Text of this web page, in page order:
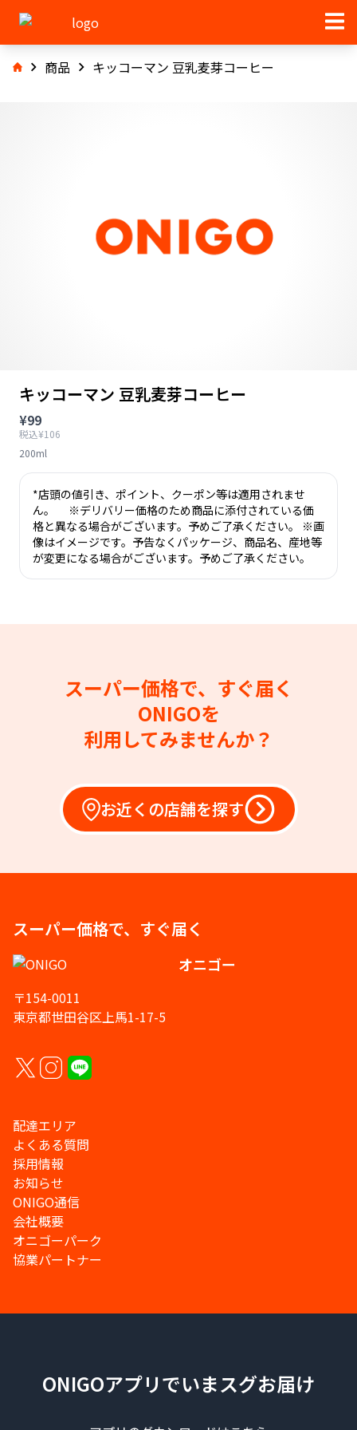
商品 キッコーマン 豆乳麦芽コーヒー
キッコーマン 豆乳麦芽コーヒー
¥99
税込¥106
200ml
*店頭の値引き、ポイント、クーポン等は適用されませ
ん。 ※デリバリー価格のため商品に添付されている価
格と異なる場合がございます。予めご了承ください。 ※画
像はイメージです。予告なくパッケージ、商品名、産地等
が変更になる場合がございます。予めご了承ください。
スーパー価格で、すぐ届く
ONIGOを
利用してみませんか？
お近くの店舗を探す
スーパー価格で、すぐ届く
オニゴー
〒154-0011
東京都世田谷区上馬1-17-5
配達エリア
よくある質問
採用情報
お知らせ
ONIGO通信
会社概要
オニゴーパーク
協業パートナー
ONIGOアプリでいまスグお届け